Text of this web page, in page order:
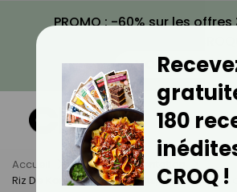
PROMO : -60% sur les
VOIR LA
Accueil Actus
Alimentation
Riz De Konjac Cuit : Bienfaits, Valeurs
180
CROQ !